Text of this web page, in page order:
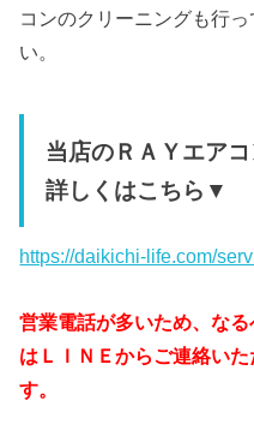
コンのクリーニングも行
い。
当店のＲＡＹエア
詳しくはこちら▼
https://daikichi-life.com/
営業電話が多いため、な
はＬＩＮＥからご連絡い
す。